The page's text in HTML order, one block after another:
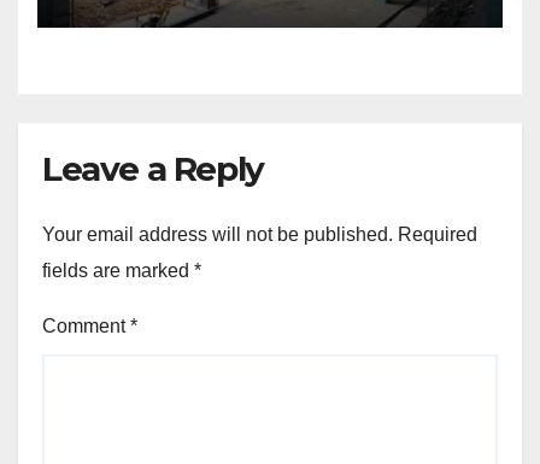
Leave a Reply
Your email address will not be published. Required
fields are marked *
Comment*